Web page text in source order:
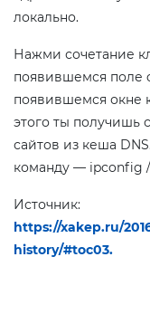
локально.
Нажми сочетание
появившемся поле
появившемся окне
этого ты получишь
сайтов из кеша
команду — ipconfig
Источник:
https://xakep.ru/
history/#toc03.